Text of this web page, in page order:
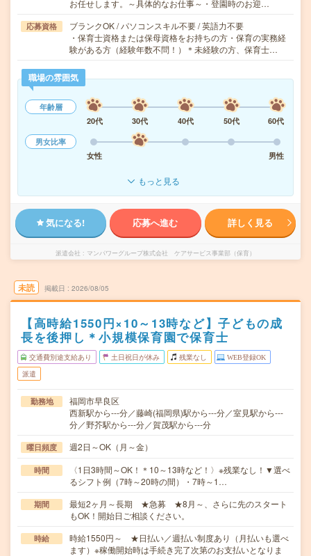
お任せします。～具体的なお仕事～・登園時のお迎…
応募資格
ブランクOK / パソコンスキル不要 / 英語力不要
・保育士資格または保母資格をお持ちの方・保育の実務経
験がある方（経験年数不問！）＊未経験の方、保育士…
職場の雰囲気
年齢層
20代
30代 40代 50代
60代
男女比率
女性
男性
もっと見る
気になる! 応募へ進む 詳しく見る
派遣会社 マンパワーグループ株式会社 ケアサービス事業部（保育）
未読 掲載日 2026/08/05
【高時給1550円×10～13時など】子どもの成
長を後押し＊小規模保育園で保育士
交通費別途支給あり 土日祝日が休み 残業なし WEB登録OK
派遣
勤務地
福岡市早良区
西新駅から---分／藤崎(福岡県)駅から---分／室見駅から---
分／野芥駅から---分／賀茂駅から---分
曜日頻度 週2日～OK（月～金）
時間
〈1日3時間～OK！＊10～13時など！〉※残業なし！▼選べ
るシフト例（7時～20時の間）・7時～1…
期間
最短2ヶ月～長期 ★急募 ★8月～、さらに先のスタート
もOK！開始日ご相談ください。
時給
時給1550円～ ★日払い／週払い制度あり（月払いも選べ
ます）※稼働開始時は手続き完了次第のお支払いとなりま